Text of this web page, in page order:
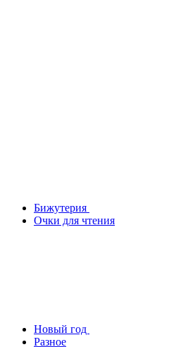
Бижутерия
Очки для чтения
Новый год
Разное